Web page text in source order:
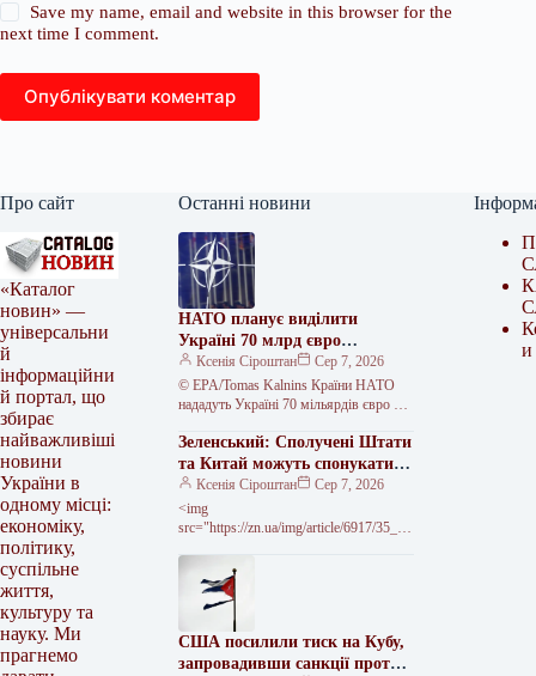
Save my name, email and website in this browser for the
next time I comment.
Опублікувати коментар
Про сайт
«Каталог
новин» —
універсальни
й
інформаційни
й портал, що
збирає
найважливіші
новини
України в
одному місці:
економіку,
політику,
суспільне
життя,
культуру та
науку. Ми
прагнемо
Останні новини
НАТО планує виділити
Україні 70 млрд євро
військової допомоги у 2026
році
Ксенія Сіроштан
Сер 7, 2026
© EPA/Tomas Kalnins Країни НАТО
нададуть Україні 70 мільярдів євро на
військового обладнання у 2026 році.…
Зеленський: Сполучені Штати
та Китай можуть спонукати
Росію до миру
Ксенія Сіроштан
Сер 7, 2026
<img
src="https://zn.ua/img/article/6917/35_ma
alt="Зеленський: Вашингтон і Пекін
можуть змусити Москву захотіти
миру" width="630" height="340" ©
Офіс Президента України Президент
Володимир Зеленський…
США посилили тиск на Кубу,
запровадивши санкції проти
и